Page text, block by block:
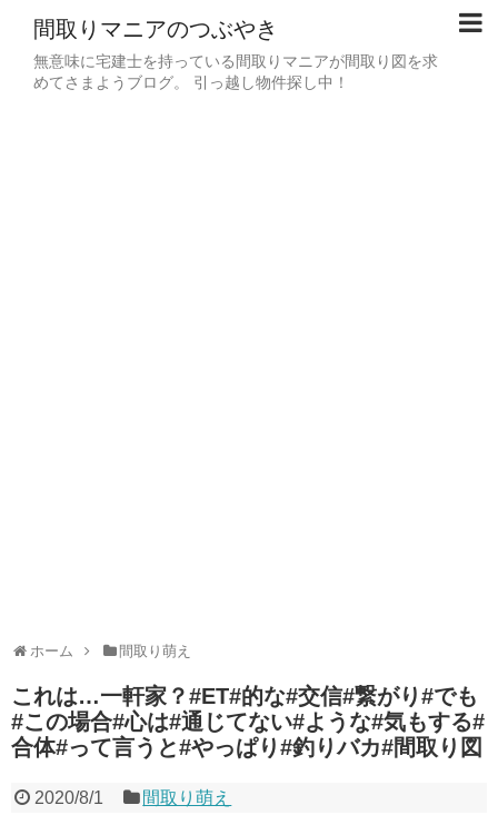
間取りマニアのつぶやき
無意味に宅建士を持っている間取りマニアが間取り図を求
めてさまようブログ。 引っ越し物件探し中！
ホーム 間取り萌え
これは…一軒家？#ET#的な#交信#繋がり#でも
#この場合#心は#通じてない#ような#気もする#
合体#って言うと#やっぱり#釣りバカ#間取り図
2020/8/1 間取り萌え